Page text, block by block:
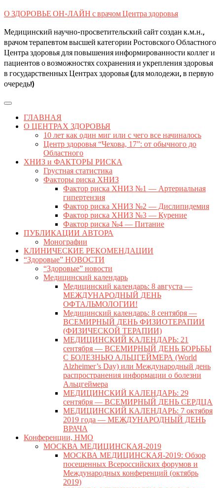
Skip
content
О ЗДОРОВЬЕ ОН-ЛАЙН с врачом Центра здоровья
Медицинский научно-просветительский сайт создан к.м.н.,
врачом терапевтом высшей категории Ростовского Областного
Центра здоровья для повышения информированности коллег и
пациентов о возможностях сохранения и укрепления здоровья
в государственных Центрах здоровья (для молодежи, в первую
очередь!)
Open
ButtonГЛАВНАЯ
О ЦЕНТРАХ ЗДОРОВЬЯ
10 лет как один миг или с чего все начиналось
Центр здоровья “Чехова, 17”: от обычного до
Областного
ХНИЗ и ФАКТОРЫ РИСКА
Грустная статистика
Факторы риска ХНИЗ
Фактор риска ХНИЗ №1 — Артериальная
гипертензия
Фактор риска ХНИЗ №2 — Дислипидемия
Фактор риска ХНИЗ №3 — Курение
Фактор риска №4 — Питание
ПУБЛИКАЦИИ АВТОРА
Монографии
КЛИНИЧЕСКИЕ РЕКОМЕНДАЦИИ
“Здоровые” НОВОСТИ
“Здоровые” новости
Медицинский календарь
Медицинский календарь: 8 августа —
МЕЖДУНАРОДНЫЙ ДЕНЬ
ОФТАЛЬМОЛОГИИ!
Медицинский календарь: 8 сентября —
ВСЕМИРНЫЙ ДЕНЬ ФИЗИОТЕРАПИИ
(ФИЗИЧЕСКОЙ ТЕРАПИИ)
МЕДИЦИНСКИЙ КАЛЕНДАРЬ: 21
сентября — ВСЕМИРНЫЙ ДЕНЬ БОРЬБЫ
С БОЛЕЗНЬЮ АЛЬЦГЕЙМЕРА (World
Alzheimer’s Day) или Международный день
распространения информации о болезни
Альцгеймера
МЕДИЦИНСКИЙ КАЛЕНДАРЬ: 29
сентября — ВСЕМИРНЫЙ ДЕНЬ СЕРДЦА
МЕДИЦИНСКИЙ КАЛЕНДАРЬ: 7 октября
2019 года — МЕЖДУНАРОДНЫЙ ДЕНЬ
ВРАЧА
Конференции, НМО
МОСКВА МЕДИЦИНСКАЯ-2019
МОСКВА МЕДИЦИНСКАЯ-2019: Обзор
посещенных Всероссийских форумов и
Международных конференций (октябрь
2019)